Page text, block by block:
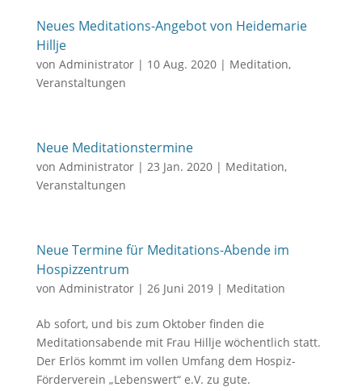
Neues Meditations-Angebot von Heidemarie
Hillje
von Administrator| 10 Aug. 2020| Meditation,
Veranstaltungen
Neue Meditationstermine
von Administrator| 23 Jan. 2020| Meditation,
Veranstaltungen
Neue Termine für Meditations-Abende im
Hospizzentrum
von Administrator| 26 Juni 2019| Meditation
Ab sofort, und bis zum Oktober finden die
Meditationsabende mit Frau Hillje wöchentlich statt.
Der Erlös kommt im vollen Umfang dem Hospiz-
Förderverein „Lebenswert“ e.V. zu gute.